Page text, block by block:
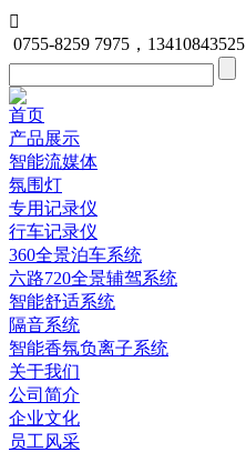

0755-8259 7975，13410843525
首页
产品展示
智能流媒体
氛围灯
专用记录仪
行车记录仪
360全景泊车系统
六路720全景辅驾系统
智能舒适系统
隔音系统
智能香氛负离子系统
关于我们
公司简介
企业文化
员工风采